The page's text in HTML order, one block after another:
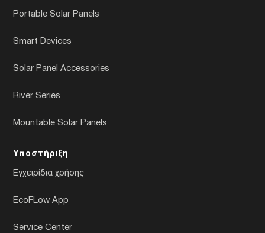
Portable Solar Panels
Smart Devices
Solar Panel Accessories
River Series
Mountable Solar Panels
Υποστήριξη
Εγχειρίδια χρήσης
EcoFLow App
Service Center